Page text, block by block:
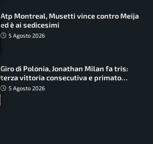
Atp Montreal, Musetti vince contro Meija
ed è ai sedicesimi
5 Agosto 2026
Giro di Polonia, Jonathan Milan fa tris:
terza vittoria consecutiva e primato
rafforzato
5 Agosto 2026